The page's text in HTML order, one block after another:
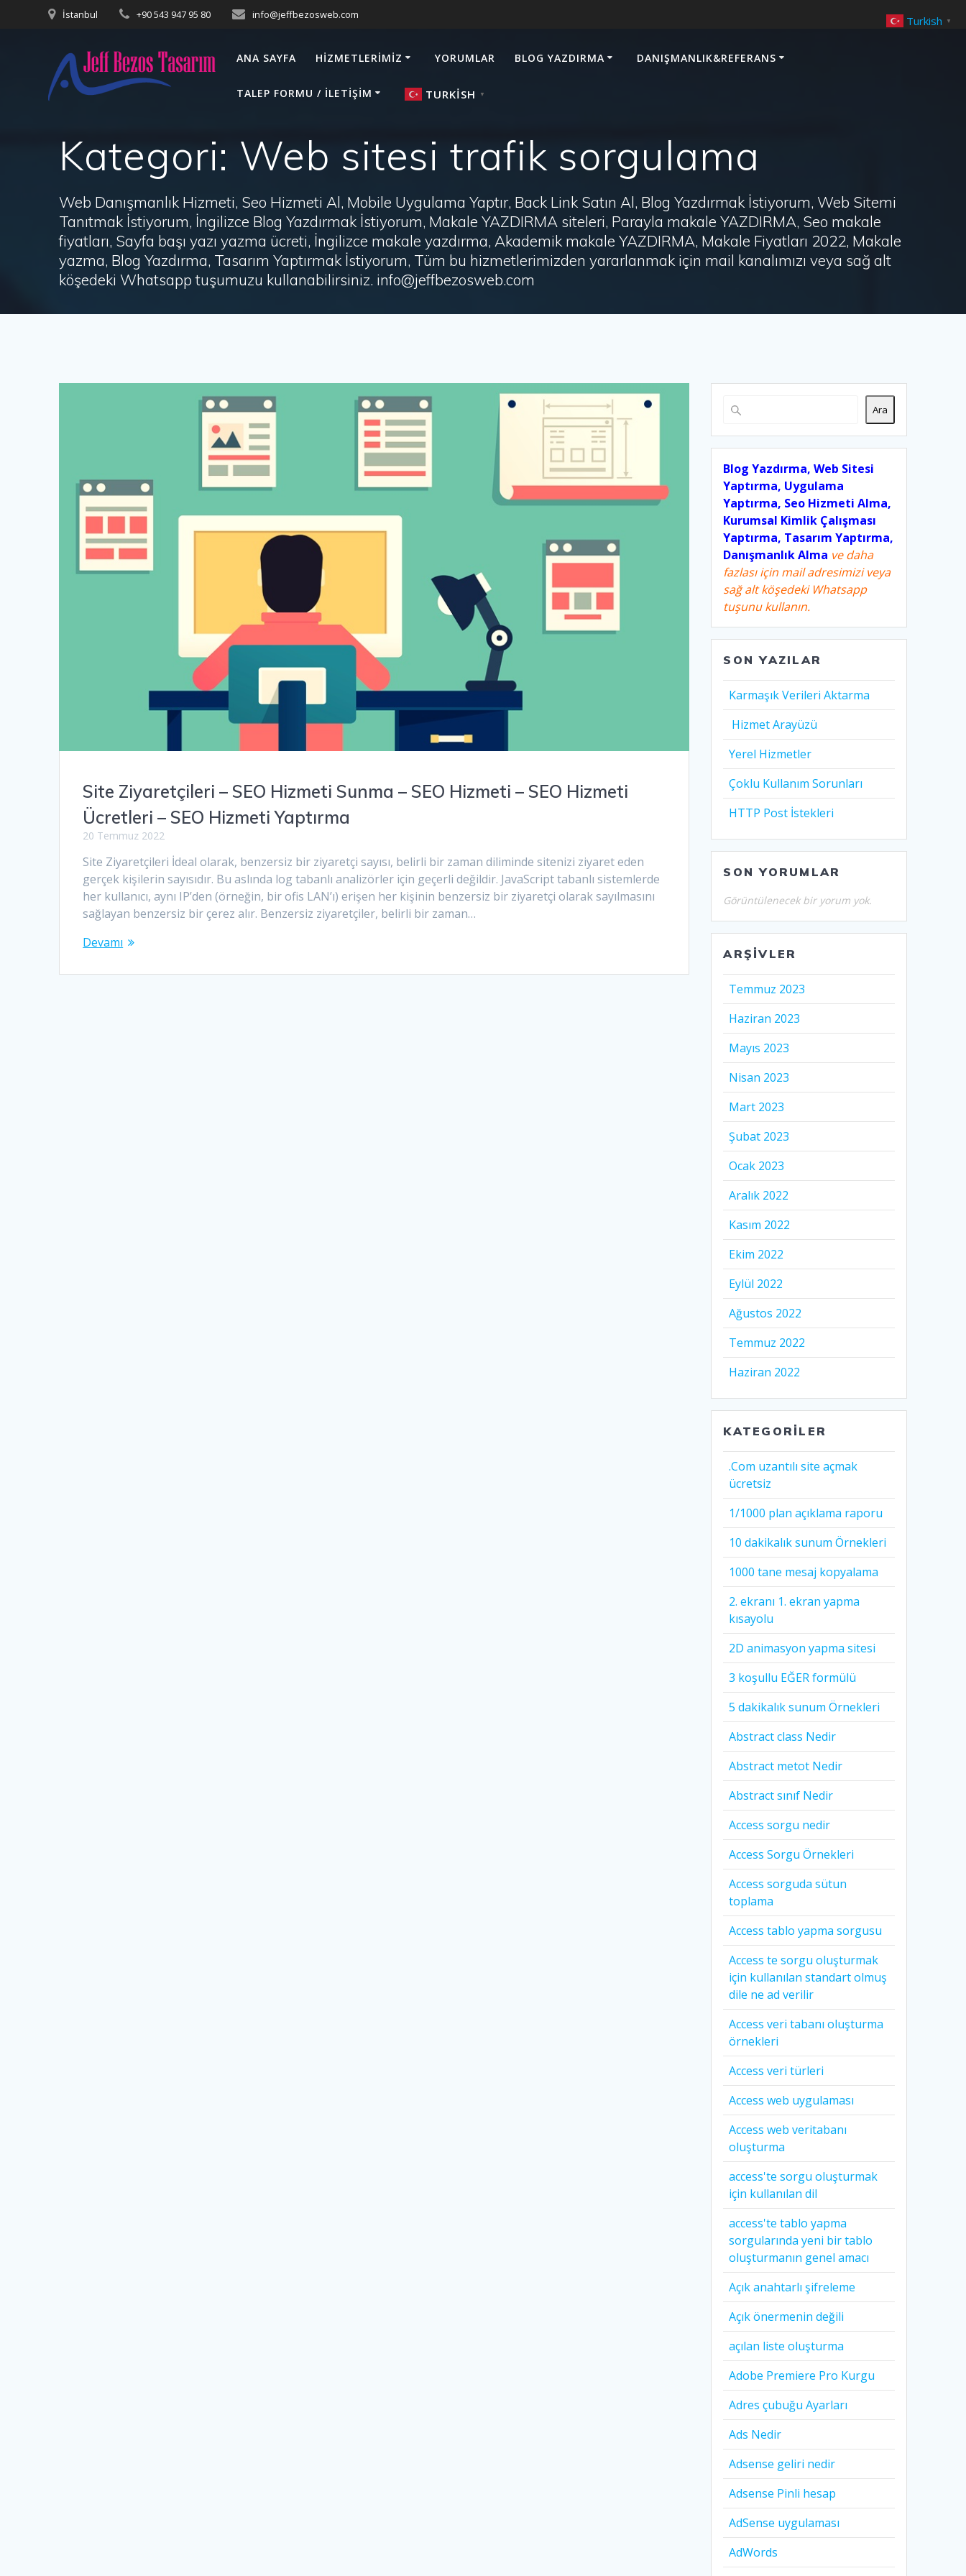
İstanbul +90 543 947 95 80 info@jeffbezosweb.com
ANA SAYFA HIZMETLERIMIZ YORUMLAR BLOG YAZDIRMA DANIŞMANLIK&REFERANS
TALEP FORMU / İLETIŞIM TURKISH ▼
Kategori: Web sitesi trafik sorgulama
Web Danışmanlık Hizmeti, Seo Hizmeti Al, Mobile Uygulama Yaptır, Back Link Satın Al, Blog Yazdırmak İstiyorum, Web Sitemi
Tanıtmak İstiyorum, İngilizce Blog Yazdırmak İstiyorum, Makale YAZDIRMA siteleri, Parayla makale YAZDIRMA, Seo makale
fiyatları, Sayfa başı yazı yazma ücreti, İngilizce makale yazdırma, Akademik makale YAZDIRMA, Makale Fiyatları 2022, Makale
yazma, Blog Yazdırma, Tasarım Yaptırmak İstiyorum, Tüm bu hizmetlerimizden yararlanmak için mail kanalımızı veya sağ alt
köşedeki Whatsapp tuşumuzu kullanabilirsiniz. info@jeffbezosweb.com
Site Ziyaretçileri – SEO Hizmeti Sunma – SEO Hizmeti – SEO Hizmeti
Ücretleri – SEO Hizmeti Yaptırma
20 Temmuz 2022
Site Ziyaretçileri İdeal olarak, benzersiz bir ziyaretçi sayısı, belirli bir zaman diliminde sitenizi ziyaret eden
gerçek kişilerin sayısıdır. Bu aslında log tabanlı analizörler için geçerli değildir. JavaScript tabanlı sistemlerde
her kullanıcı, aynı IP’den (örneğin, bir ofis LAN’ı) erişen her kişinin benzersiz bir ziyaretçi olarak sayılmasını
sağlayan benzersiz bir çerez alır. Benzersiz ziyaretçiler, belirli bir zaman…
Devamı
Ara
Blog Yazdırma, Web Sitesi
Yaptırma, Uygulama
Yaptırma, Seo Hizmeti Alma,
Kurumsal Kimlik Çalışması
Yaptırma, Tasarım Yaptırma,
Danışmanlık Alma ve daha
fazlası için mail adresimizi veya
sağ alt köşedeki Whatsapp
tuşunu kullanın.
SON YAZILAR
Karmaşık Verileri Aktarma
Hizmet Arayüzü
Yerel Hizmetler
Çoklu Kullanım Sorunları
HTTP Post İstekleri
SON YORUMLAR
Görüntülenecek bir yorum yok.
ARŞIVLER
Temmuz 2023
Haziran 2023
Mayıs 2023
Nisan 2023
Mart 2023
Şubat 2023
Ocak 2023
Aralık 2022
Kasım 2022
Ekim 2022
Eylül 2022
Ağustos 2022
Temmuz 2022
Haziran 2022
KATEGORILER
.Com uzantılı site açmak
ücretsiz
1/1000 plan açıklama raporu
10 dakikalık sunum Örnekleri
1000 tane mesaj kopyalama
2. ekranı 1. ekran yapma
kısayolu
2D animasyon yapma sitesi
3 koşullu EĞER formülü
5 dakikalık sunum Örnekleri
Abstract class Nedir
Abstract metot Nedir
Abstract sınıf Nedir
Access sorgu nedir
Access Sorgu Örnekleri
Access sorguda sütun
toplama
Access tablo yapma sorgusu
Access te sorgu oluşturmak
için kullanılan standart olmuş
dile ne ad verilir
Access veri tabanı oluşturma
örnekleri
Access veri türleri
Access web uygulaması
Access web veritabanı
oluşturma
access'te sorgu oluşturmak
için kullanılan dil
access'te tablo yapma
sorgularında yeni bir tablo
oluşturmanın genel amacı
Açık anahtarlı şifreleme
Açık önermenin değili
açılan liste oluşturma
Adobe Premiere Pro Kurgu
Adres çubuğu Ayarları
Ads Nedir
Adsense geliri nedir
Adsense Pinli hesap
AdSense uygulaması
AdWords
Turkish ▼